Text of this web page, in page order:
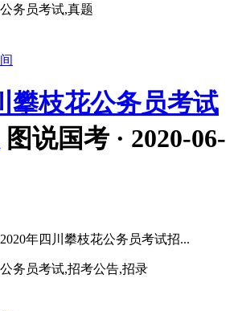
务员考试,真题
攀枝花公务员考试
图说国考 · 2020-06-
年四川攀枝花公务员考试招...
务员考试,招考公告,招录